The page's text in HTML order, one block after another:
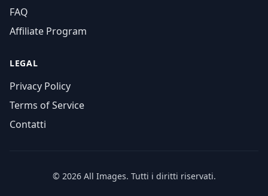
FAQ
Affiliate Program
LEGAL
Privacy Policy
Terms of Service
Contatti
© 2026 All Images. Tutti i diritti riservati.